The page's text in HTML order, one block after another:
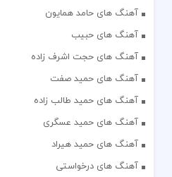
آهنگ های حامد همایون
آهنگ های حبیب
آهنگ های حجت اشرف زاده
آهنگ های حمید صفت
آهنگ های حمید طالب زاده
آهنگ های حمید عسگری
آهنگ های حمید هیراد
آهنگ های درخواستی